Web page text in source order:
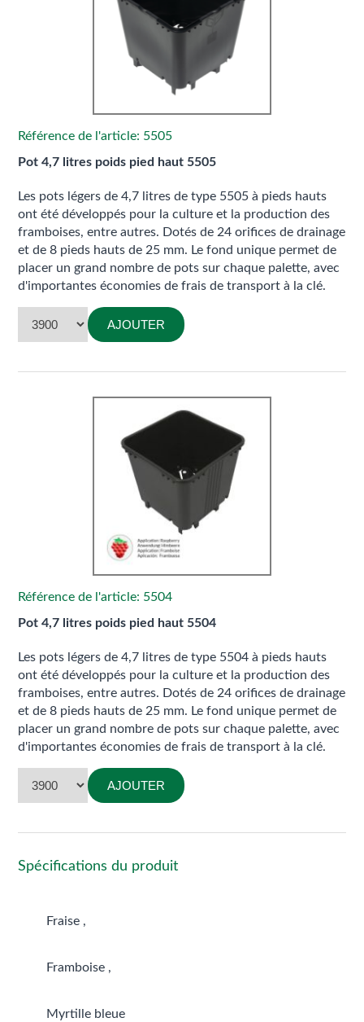
Référence de l'article: 5505
Pot 4,7 litres poids pied haut 5505
Les pots légers de 4,7 litres de type 5505 à pieds hauts
ont été développés pour la culture et la production des
framboises, entre autres. Dotés de 24 orifices de drainage
et de 8 pieds hauts de 25 mm. Le fond unique permet de
placer un grand nombre de pots sur chaque palette, avec
d'importantes économies de frais de transport à la clé.
AJOUTER
Référence de l'article: 5504
Pot 4,7 litres poids pied haut 5504
Les pots légers de 4,7 litres de type 5504 à pieds hauts
ont été développés pour la culture et la production des
framboises, entre autres. Dotés de 24 orifices de drainage
et de 8 pieds hauts de 25 mm. Le fond unique permet de
placer un grand nombre de pots sur chaque palette, avec
d'importantes économies de frais de transport à la clé.
AJOUTER
Spécifications du produit
Fraise ,
Framboise ,
Myrtille bleue